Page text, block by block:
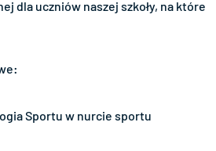
dla uczniów naszej szkoły, na które
Sportu w nurcie sportu